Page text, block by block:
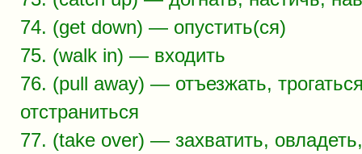
74. (get down) — опустить(ся)
75. (walk in) — входить
76. (pull away) — отъезжать,
отстраниться
77. (take over) — захватить,